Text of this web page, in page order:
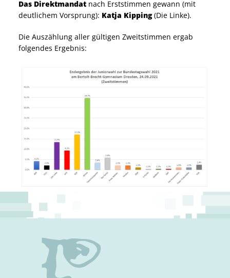
Das Direktmandat nach Erststimmen gewann (mit
deutlichem Vorsprung): Katja Kipping(Die Linke).
Die Auszählung aller gültigen Zweitstimmen ergab
folgendes Ergebnis: